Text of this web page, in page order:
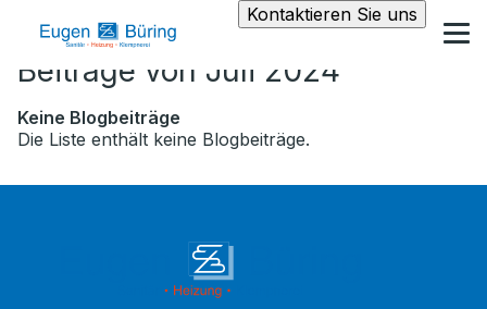
Kontaktieren Sie uns
Beiträge von Juli 2024
Keine Blogbeiträge
Die Liste enthält keine Blogbeiträge.